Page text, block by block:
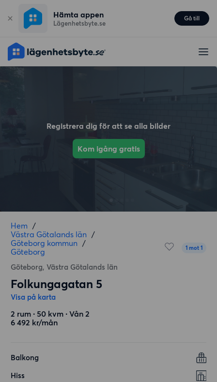
Hämta appen
Lägenhetsbyte.se
Gå till
Registrera dig för att se alla bilder
Kom igång gratis
Hem /
Västra Götalands län /
Göteborg kommun /
Göteborg
Göteborg, Västra Götalands län
1 mot 1
Folkungagatan 5
Visa på karta
2 rum ∙ 50 kvm ∙ Vån 2
6 492 kr/mån
Balkong
Hiss